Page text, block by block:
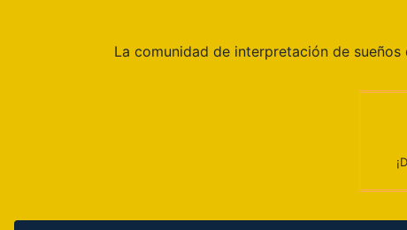
La comunidad de interpretación de sueños